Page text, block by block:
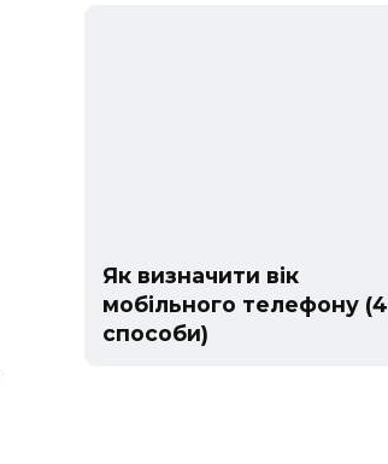
Як визначити вік
мобільного телефону (4
способи)